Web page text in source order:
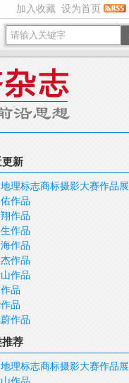
加入收藏 设为首页
新
理标志商标摄影大赛作品展
作品
作品
作品
作品
作品
作品
品
品
作品
荐
理标志商标摄影大赛作品展